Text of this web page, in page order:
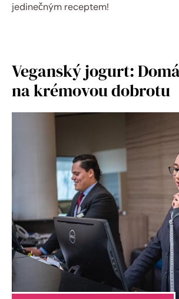
jedinečným receptem!
Veganský jogurt:
na krémovou dobrotu